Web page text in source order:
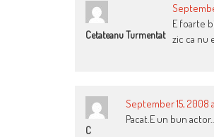
Cetateanu Turmentat
E foarte
zic ca nu
C
September 15, 2008
Pacat.E un bun